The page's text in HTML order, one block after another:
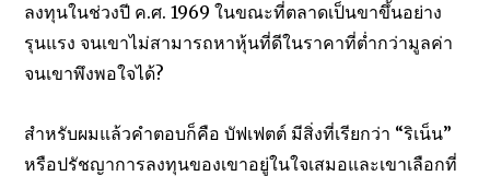
ลงทุนในช่วงปี ค.ศ. 1969 ในขณะที่ตลาดเป็นขาขึ้นอย่าง
รุนแรง จนเขาไม่สามารถหาหุ้นที่ดีในราคาที่ต่ำกว่ามูลค่า
จนเขาพึงพอใจได้?
สำหรับผมแล้วคำตอบก็คือ บัฟเฟตต์ มีสิ่งที่เรียกว่า “ริเน็น”
หรือปรัชญาการลงทุนของเขาอยู่ในใจเสมอและเขาเลือกที่